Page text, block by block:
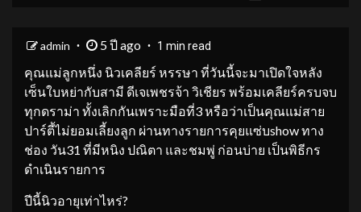
admin 5 ปี ago 1 min read
คุณแม่ลูกหนึ่ง นิวเคลียร์ หรรษา ที่วันนี้จะมาเปิดใจหลัง
เซ็นใบหย่ากับสามี ดีเจเพชรจ้า วิเชียร พร้อมเคลียร์ครบจบ
ทุกดราม่า ทั้งเลิกกันเพราะมือที่3 หรือว่าเป็นคุณแม่สาย
ปาร์ตี้ไม่ยอมเลี้ยงลูก ผ่านทางรายการคุยแซ่บshow ทาง
ช่อง วัน31 ที่มีหนิง ปณิตา และชมพู่ ก่อนบ่าย เป็นพิธีกร
ดำเนินรายการ
ปีนี้นิวอายุเท่าไหร่?